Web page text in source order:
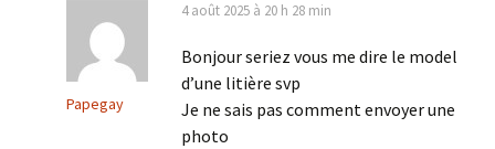
Papegay
4 août 2025 à 20 h 28 min
Bonjour seriez vous me dire le model
d’une litière svp
Je ne sais pas comment envoyer une
photo